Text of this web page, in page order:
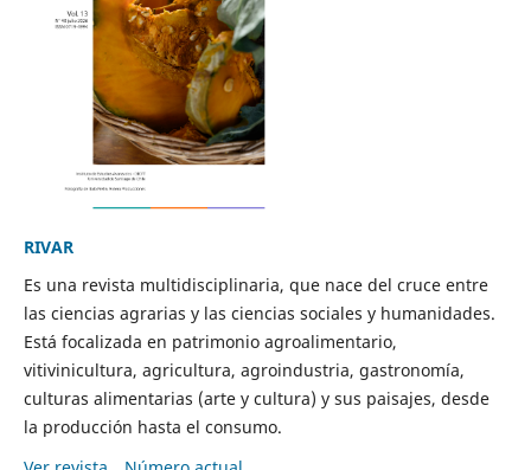
RIVAR
Es una revista multidisciplinaria, que nace del cruce entre
las ciencias agrarias y las ciencias sociales y humanidades.
Está focalizada en patrimonio agroalimentario,
vitivinicultura, agricultura, agroindustria, gastronomía,
culturas alimentarias (arte y cultura) y sus paisajes, desde
la producción hasta el consumo.